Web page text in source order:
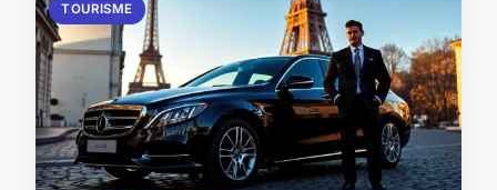
TOURISME